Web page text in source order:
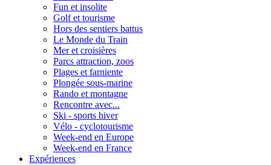
Fun et insolite
Golf et tourisme
Hors des sentiers battus
Le Monde du Train
Mer et croisières
Parcs attraction, zoos
Plages et farniente
Plongée sous-marine
Rando et montagne
Rencontre avec...
Ski - sports hiver
Vélo - cyclotourisme
Week-end en Europe
Week-end en France
Expériences